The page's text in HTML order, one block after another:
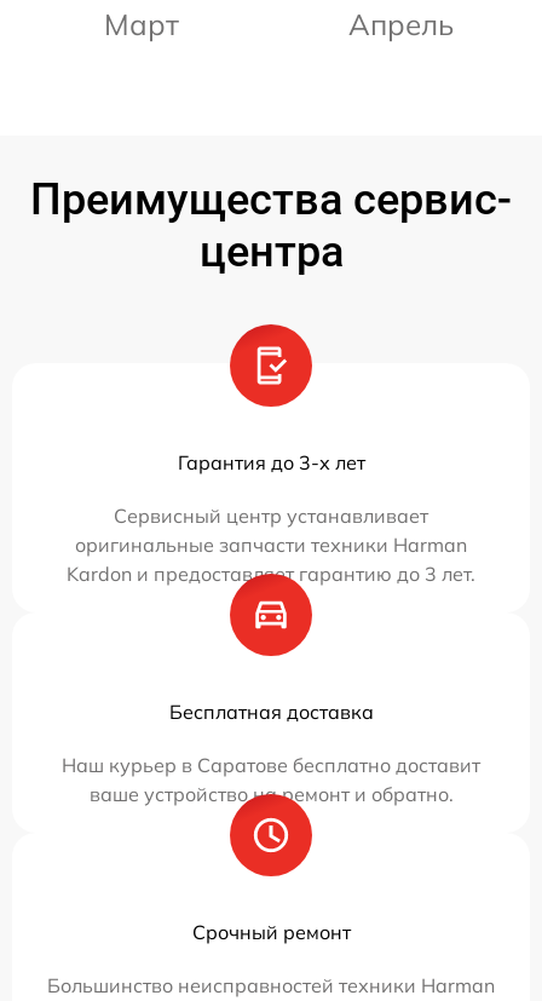
Март Апрель
Преимущества сервис-
центра
Гарантия до 3-х лет
Сервисный центр устанавливает
оригинальные запчасти техники Harman
Kardon и предоставляет гарантию до 3 лет.
Бесплатная доставка
Наш курьер в Саратове бесплатно доставит
ваше устройство на ремонт и обратно.
Срочный ремонт
Большинство неисправностей техники Harman